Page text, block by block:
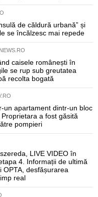
de căldură urbană” și
se încălzesc mai repede
caisele românești în
se rup sub greutatea
recolta bogată
un apartament dintr-un bloc
a fost găsită
pompieri
LIVE VIDEO în
4. Informații de ultimă
OPTA, desfășurarea
real